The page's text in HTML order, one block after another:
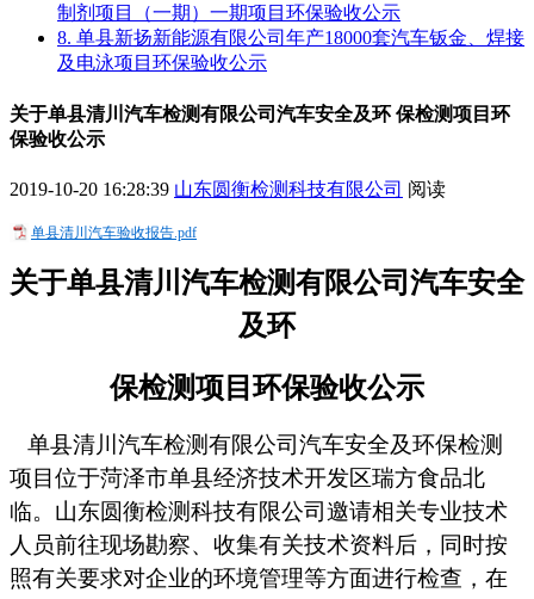
制剂项目（一期）一期项目环保验收公示
8. 单县新扬新能源有限公司年产18000套汽车钣金、焊接
及电泳项目环保验收公示
关于单县清川汽车检测有限公司汽车安全及环 保检测项目环
保验收公示
2019-10-20 16:28:39 山东圆衡检测科技有限公司 阅读
单县清川汽车验收报告.pdf
关于单县清川汽车检测有限公司汽车安全
及环
保检测项目环保验收公示
单县清川汽车检测有限公司汽车安全及环保检测
项目位于菏泽市单县经济技术开发区瑞方食品北
临。山东圆衡检测科技有限公司邀请相关专业技术
人员前往现场勘察、收集有关技术资料后，同时按
照有关要求对企业的环境管理等方面进行检查，在